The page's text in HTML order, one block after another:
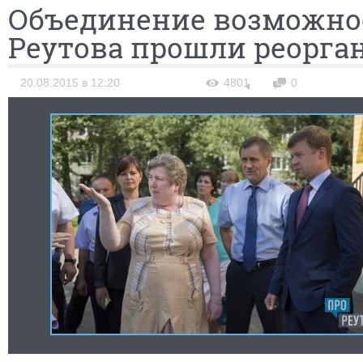
Объединение
Реутова прошли
20.08.2015 в 12:20 4801 0